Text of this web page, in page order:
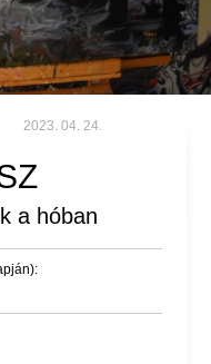
2023. 04. 24.
a hóban